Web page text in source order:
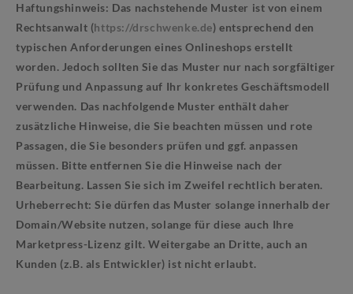
Haftungshinweis: Das nachstehende Muster ist von einem
Rechtsanwalt (https://drschwenke.de) entsprechend den
typischen Anforderungen eines Onlineshops erstellt
worden. Jedoch sollten Sie das Muster nur nach sorgfältiger
Prüfung und Anpassung auf Ihr konkretes Geschäftsmodell
verwenden. Das nachfolgende Muster enthält daher
zusätzliche Hinweise, die Sie beachten müssen und rote
Passagen, die Sie besonders prüfen und ggf. anpassen
müssen. Bitte entfernen Sie die Hinweise nach der
Bearbeitung. Lassen Sie sich im Zweifel rechtlich beraten.
Urheberrecht: Sie dürfen das Muster solange innerhalb der
Domain/Website nutzen, solange für diese auch Ihre
Marketpress-Lizenz gilt. Weitergabe an Dritte, auch an
Kunden (z.B. als Entwickler) ist nicht erlaubt.